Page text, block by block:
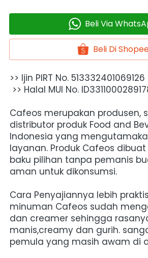
` Beli Via
` Beli Di
>> Ijin PIRT No. 513332401069126
>> Halal MUI No.
Cafeos merupakan produsen,
distributor produk Food and
Indonesia yang
layanan. Produk Cafeos
baku pilihan tanpa pemanis
aman untuk dikonsumsi.
Cara Penyajiannya lebih
minuman Cafeos sudah
dan creamer sehingga
manis,creamy dan gurih.
pemula yang masih awam di